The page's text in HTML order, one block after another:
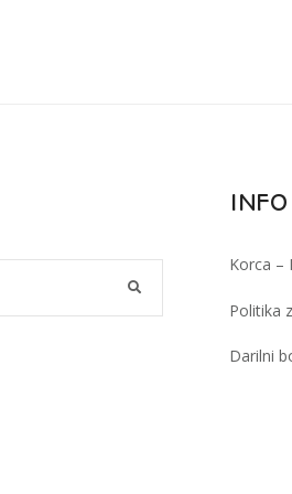
SEARCH
INFO
Korca –
Politika
Darilni